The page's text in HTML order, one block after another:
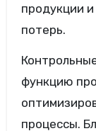
продукции
потерь.
функцию
процессы.